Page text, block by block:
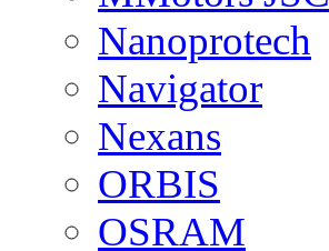
Nanoprotech
Navigator
Nexans
ORBIS
OSRAM